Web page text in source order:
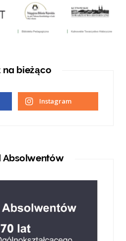
na bieżąco
Instagram
Absolwentów